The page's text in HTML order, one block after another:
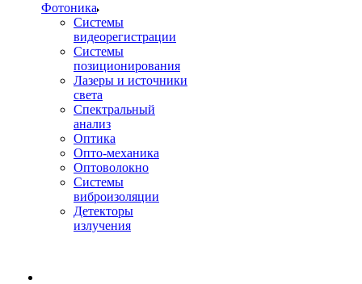
Фотоника
Cистемы
видеорегистрации
Системы
позиционирования
Лазеры и источники
света
Спектральный
анализ
Оптика
Опто-механика
Оптоволокно
Системы
виброизоляции
Детекторы
излучения